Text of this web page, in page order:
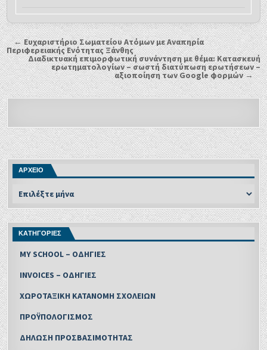
← Ευχαριστήριο Σωματείου Ατόμων με Αναπηρία
Περιφερειακής Ενότητας Ξάνθης
Διαδικτυακή επιμορφωτική συνάντηση με θέμα: Κατασκευή
ερωτηματολογίων – σωστή διατύπωση ερωτήσεων –
αξιοποίηση των Google φορμών →
ΑΡΧΕΙΟ
ΚΑΤΗΓΟΡΙΕΣ
MY SCHOOL – ΟΔΗΓΙΕΣ
INVOICES – ΟΔΗΓΙΕΣ
ΧΩΡΟΤΑΞΙΚΗ ΚΑΤΑΝΟΜΗ ΣΧΟΛΕΙΩΝ
ΠΡΟΫΠΟΛΟΓΙΣΜΟΣ
ΔΗΛΩΣΗ ΠΡΟΣΒΑΣΙΜΟΤΗΤΑΣ